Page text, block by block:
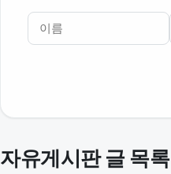
이름 필수
비밀번호
자유게시판 글 목록